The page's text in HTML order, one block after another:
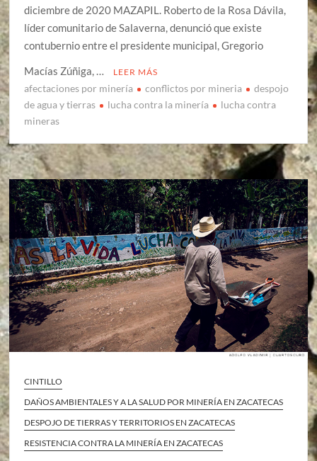
diciembre de 2020 MAZAPIL. Roberto de la Rosa Dávila,
líder comunitario de Salaverna, denunció que existe
contubernio entre el presidente municipal, Gregorio
Macías Zúñiga, …
LEER MÁS
afectaciones por minería conflictos por mineria
despojo
de agua y tierras
lucha contra la minería
lucha contra
mineras
CINTILLO
DAÑOS AMBIENTALES Y A LA SALUD POR MINERÍA EN ZACATECAS
DESPOJO DE TIERRAS Y TERRITORIOS EN ZACATECAS
RESISTENCIA CONTRA LA MINERÍA EN ZACATECAS